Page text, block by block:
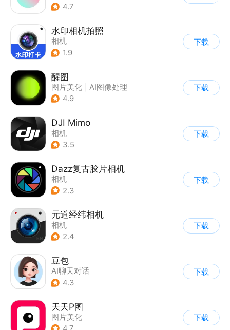
4.7
水印相机拍照
相机
1.9
下载
醒图
图片美化
AI图像处理
4.9
下载
DJI Mimo
相机
3.5
下载
Dazz复古胶片相机
相机
2.3
下载
元道经纬相机
相机
2.4
下载
豆包
AI聊天对话
4.3
下载
天天P图
图片美化
下载